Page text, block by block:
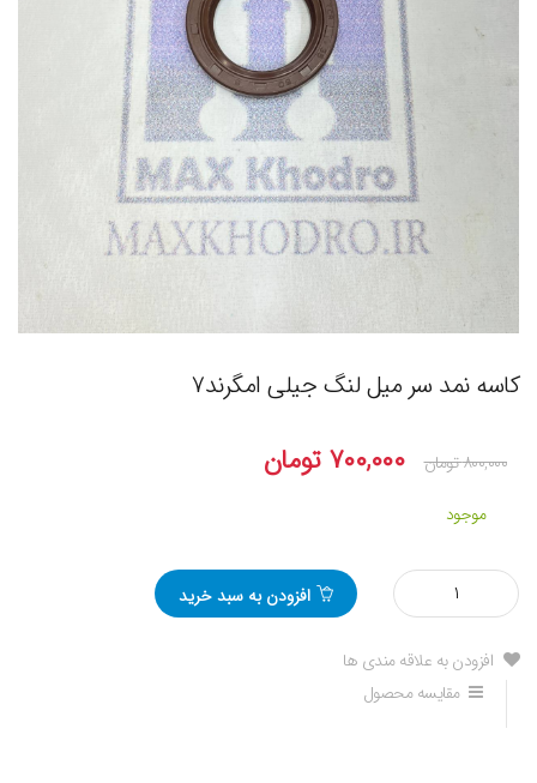
کاسه نمد سر میل لنگ جیلی امگرند۷
۸۰۰,۰۰۰تومان ۷۰۰,۰۰۰ تومان
موجود
مقدار
کاسه
سر
میل
جیلی
افزودن به سبد خرید
افزودن به علاقه مندی ها
مقایسه محصول